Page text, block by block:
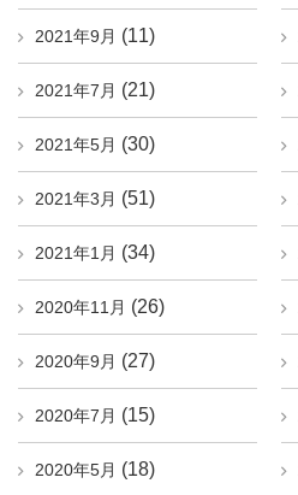
2021年9月 (11)
2021年7月 (21)
2021年5月 (30)
2021年3月 (51)
2021年1月 (34)
2020年11月 (26)
2020年9月 (27)
2020年7月 (15)
2020年5月 (18)